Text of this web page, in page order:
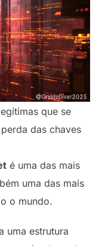
que se
das chaves
é uma das mais
uma das mais
o mundo.
uma estrutura